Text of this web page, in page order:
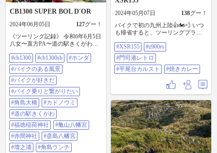
たい✨ まぁ自分関西人だけど😁 #一
服スポット #平尾台カルスト #北九
が痛くなったら）気ままに休憩す
るのもソロツーの良い所。 バイク
では初めて走る九州です 自己満と
旅記録で投稿が続くと思います
（これも自己ペースで）ご容赦下
さい🤲 #バイクのある風景 #ツーリ
ング #バイクが好きだ #Kawasaki #
ツーリングスポット #Ninja1000 #九
州 #平尾台カルスト #やまなみハイ
ソロツーリング
CB1300 SUPER BOL D'OR
2024年06月05日 127グー！
《ツーリング記録》 令和6年6月5日
八女〜直方PA〜道の駅きくがわ〜
神社〜ALLEY〜亀山八幡宮〜赤間
神社〜彦島八幡宮〜壇之浦PA〜平
尾台カルスト〜TMARCHAL
BURGER〜南関 #cb1300 #cb1300sb
#ホンダ #バイクのある風景 #バイ
クが好きだ #バイク乗りと繋がりた
い #角島大橋 #カドノウミ #道の
駅きくがわ #福徳稲荷神社 #亀山八
幡宮 #赤間神社 #彦島八幡宮 #壇之
浦 #角島ランチ #角島カフェ #下関
スイーツ #下関カフェ #平尾台カル
スト #tmarchalburger
#cb1300 #cb1300sb
#ホンダ
#バイクのある風景
#バイクが好きだ
#バイク乗りと繋がりたい
#角島大橋
#カドノウミ
#道の駅きくがわ
#福徳稲荷神社
#亀山八幡宮
#赤間神社
#彦島八幡宮
#壇之浦
#角島ランチ
2024年05月07日 138グー！
バイクで初の九州上陸👍🏍️💨 いつ
も帰省すると、ツーリングプラン
州〜四国2泊3日ツーへ😀 初日 竹
原市→門司港レトロ→平尾台カル
スト→別府泊 距離 392キロ 時
間 9:00〜18:00 投稿写真 ①〜⑥枚
空いてたので取り放題📸 ⑥枚目
は カリー本舗門司港レトロ店で
た😋 ⑦⑧⑨枚目 平尾台カルスト
にて📸 カルストまでのアプロー
チは短いですが、カルストは立派
で感動👍🥰 これで三大カルスト
制覇👍 ⑩枚目 別府での夕食
「とよ常駅前店」にて天丼特盛を
いただきました😋 人気店で混ん
#XSR155
#z900rs
#門司港レトロ
#平尾台カルスト
#焼きカレー